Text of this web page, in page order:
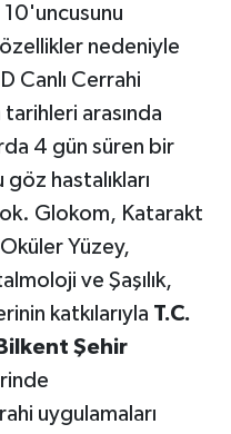
10'uncusunu
nedeniyle
Canlı Cerrahi
arasında
4 gün süren bir
hastalıkları
Glokom, Katarakt
Yüzey,
ve Şaşılık,
katkılarıyla T.C.
Şehir
uygulamaları